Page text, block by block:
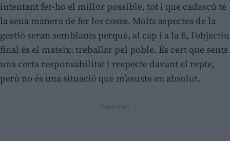
intentant fer-ho el millor possible, tot i que cadascú té
la seua manera de fer les coses. Molts aspectes de la
gestió seran semblants perquè, al cap i a la fi, l’objectiu
final és el mateix: treballar pel poble. És cert que sents
una certa responsabilitat i respecte davant el repte,
però no és una situació que m’asuste en absolut.